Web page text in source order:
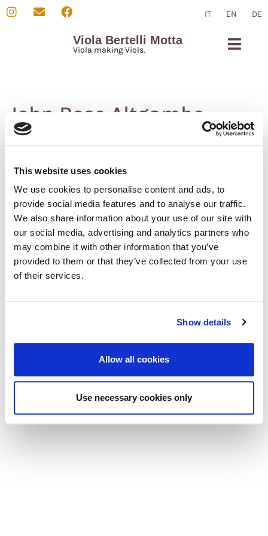
This website uses cookies
We use cookies to personalise content and ads, to
provide social media features and to analyse our traffic.
We also share information about your use of our site with
our social media, advertising and analytics partners who
may combine it with other information that you’ve
provided to them or that they’ve collected from your use
of their services.
Show details
Allow all cookies
Use necessary cookies only
IT EN DE
Viola Bertelli Motta
Viola making Viols.
John Rose Altgambe
Altgambe nach John Rose Instrument von dem Musée de la
Musique Sammlung (Paris). Dieses Instrument hat siebenteilige
Ahorn.
Die Decke und der Boden sind mir doppelt Einlage verziert.
Die Saitenlänge ist 55 cm.
Fotos von Matteo Pasin
Impressum
© 2024 Viola Bertelli Motta